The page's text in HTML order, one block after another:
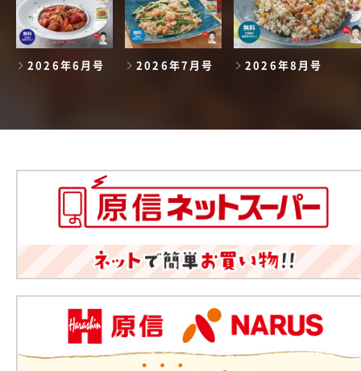
2026年6月号 2026年7月号 2026年8月号